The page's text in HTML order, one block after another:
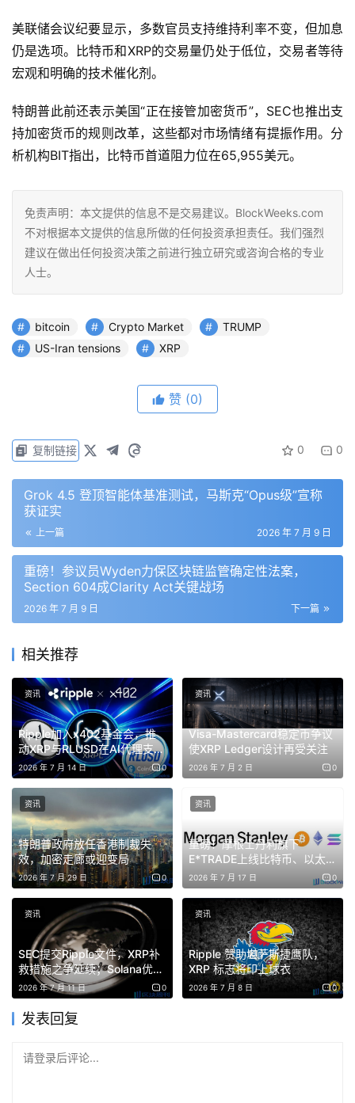
美联储会议纪要显示，多数官员支持维持利率不变，但加息
仍是选项。比特币和XRP的交易量仍处于低位，交易者等待
宏观和明确的技术催化剂。
特朗普此前还表示美国“正在接管加密货币”，SEC也推出支
持加密货币的规则改革，这些都对市场情绪有提振作用。分
析机构BIT指出，比特币首道阻力位在65,955美元。
免责声明：本文提供的信息不是交易建议。BlockWeeks.com
不对根据本文提供的信息所做的任何投资承担责任。我们强烈
建议在做出任何投资决策之前进行独立研究或咨询合格的专业
人士。
bitcoin Crypto Market
TRUMP
US-Iran tensions
XRP
赞 (0)
0 0
复制链接
Grok 4.5 登顶智能体基准测试，马斯克“Opus级”宣称
获证实
上一篇 2026 年 7 月 9 日
重磅！参议员Wyden力保区块链监管确定性法案，
Section 604成Clarity Act关键战场
下一篇
2026 年 7 月 9 日
相关推荐
Ripple加入x402基金会，推
动XRP与RLUSD在AI代理支付
领域应用
2026 年 7 月 14 日 0
资讯
Visa-Mastercard稳定币争议
使XRP Ledger设计再受关注
2026 年 7 月 2 日 0
资讯
特朗普政府放任香港制裁失
效，加密走廊或迎变局
2026 年 7 月 29 日 0
资讯
重磅！摩根士丹利旗下
E*TRADE上线比特币、以太坊
和Solana现货交易
2026 年 7 月 17 日 0
资讯
SEC提交Ripple文件，XRP补
救措施之争延续；Solana优先
费机制、Coinbase支持
Render等多项动态
2026 年 7 月 11 日 0
资讯
Ripple 赞助堪萨斯捷鹰队，
XRP 标志将印上球衣
2026 年 7 月 8 日 0
资讯
发表回复
请登录后评论...